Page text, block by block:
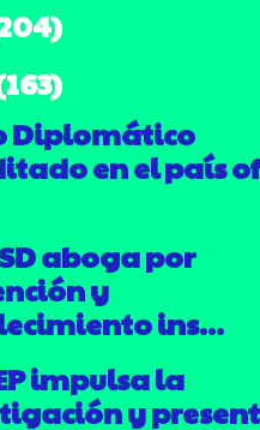
Diplomático
en el país
aboga por
y
ins...
impulsa la
y